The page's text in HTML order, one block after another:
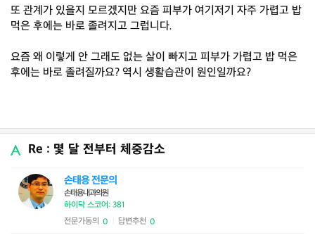
또 관계가 있을지 모르겠지만 요즘 피부가 여기저기 자주 가렵고 밥
먹은 후에는 바로 졸려지고 그럽니다.
요즘 왜 이렇게 안 그래도 없는 살이 빠지고 피부가 가렵고 밥 먹은
후에는 바로 졸려질까요? 역시 생활습관이 원인일까요?
Re : 몇 달 전부터 체중감소
손태용 전문의
손태용내과의원
하이닥 스코어: 381
전문가동의 0 답변추천 0